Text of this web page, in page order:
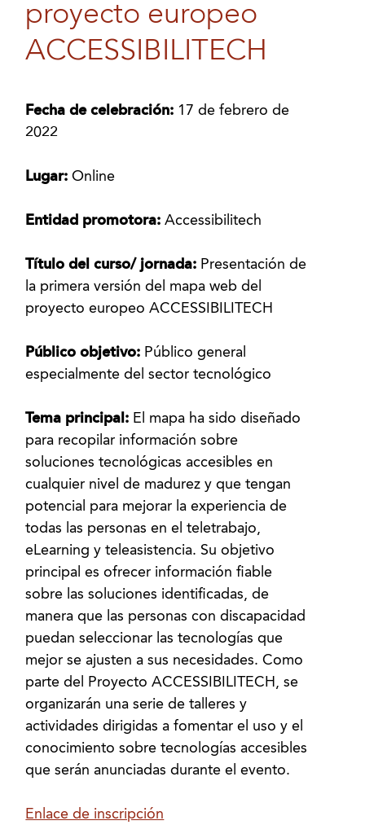
proyecto europeo
ACCESSIBILITECH
Fecha de celebración: 17 de febrero de
2022
Lugar:Online
Entidad promotora:Accessibilitech
Título del curso/ jornada: Presentación de
la primera versión del mapa web del
proyecto europeo ACCESSIBILITECH
Público objetivo: Público general
especialmente del sector tecnológico
Tema principal: El mapa ha sido diseñado
para recopilar información sobre
soluciones tecnológicas accesibles en
cualquier nivel de madurez y que tengan
potencial para mejorar la experiencia de
todas las personas en el teletrabajo,
eLearning y teleasistencia. Su objetivo
principal es ofrecer información fiable
sobre las soluciones identificadas, de
manera que las personas con discapacidad
puedan seleccionar las tecnologías que
mejor se ajusten a sus necesidades. Como
parte del Proyecto ACCESSIBILITECH, se
organizarán una serie de talleres y
actividades dirigidas a fomentar el uso y el
conocimiento sobre tecnologías accesibles
que serán anunciadas durante el evento.
Enlace de inscripción